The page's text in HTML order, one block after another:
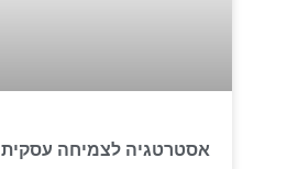
אסטרטגיה לצמיחה עסקית